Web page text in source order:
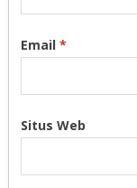
Email *
Situs Web